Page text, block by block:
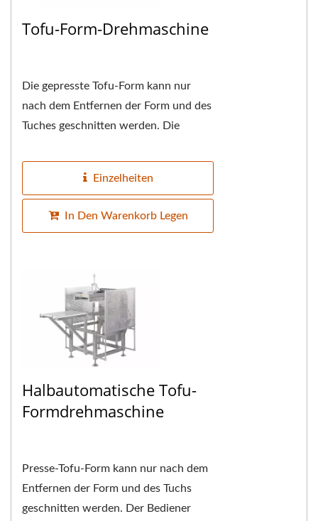
Tofu-Form-Drehmaschine
Die gepresste Tofu-Form kann nur
nach dem Entfernen der Form und des
Tuches geschnitten werden. Die
nutzt das Prinzip...
Einzelheiten
In Den Warenkorb Legen
Halbautomatische Tofu-
Formdrehmaschine
Presse-Tofu-Form kann nur nach dem
Entfernen der Form und des Tuchs
geschnitten werden. Der Bediener